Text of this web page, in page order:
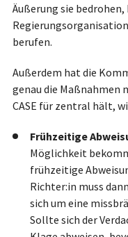
Äußerung sie
berufen.
Außerdem hat die
genau die Maßnahmen
CASE für zentral hält,
Frühzeitige
Möglichkeit
frühzeitige
Richter:in muss
sich um eine
Sollte sich der